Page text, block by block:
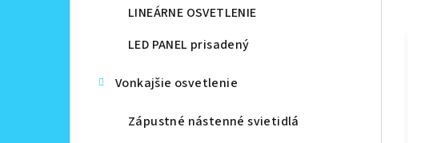
LINEÁRNE OSVETLENIE
LED PANEL prisadený
Vonkajšie osvetlenie
Zápustné nástenné svietidlá